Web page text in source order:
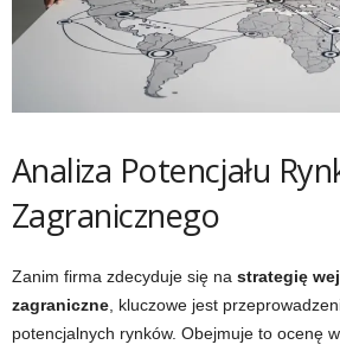
Analiza Potencjału
Zagranicznego
Zanim firma zdecyduje się na strategię
zagraniczne , kluczowe jest
potencjalnych rynków. Obejmuje to ocenę